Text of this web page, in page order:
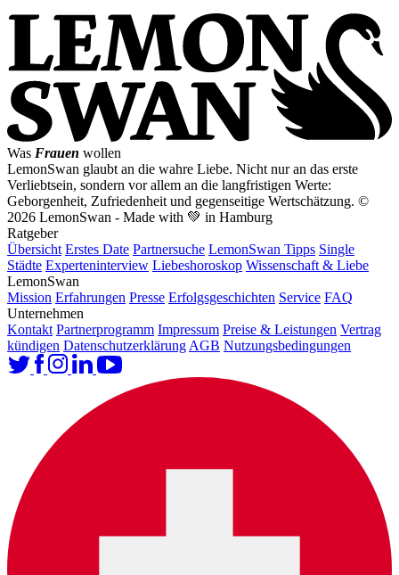
Was Frauen wollen
LemonSwan glaubt an die wahre Liebe. Nicht nur an das erste
Verliebtsein, sondern vor allem an die langfristigen Werte:
Geborgenheit, Zufriedenheit und gegenseitige Wertschätzung. ©
2026 LemonSwan - Made with 💚 in Hamburg
Ratgeber
Übersicht Erstes Date Partnersuche LemonSwan Tipps Single
Städte Experteninterview Liebeshoroskop Wissenschaft & Liebe
LemonSwan
Mission Erfahrungen Presse Erfolgsgeschichten Service FAQ
Unternehmen
Kontakt Partnerprogramm Impressum Preise & Leistungen Vertrag
kündigen DatenschutzerklärungAGB Nutzungsbedingungen